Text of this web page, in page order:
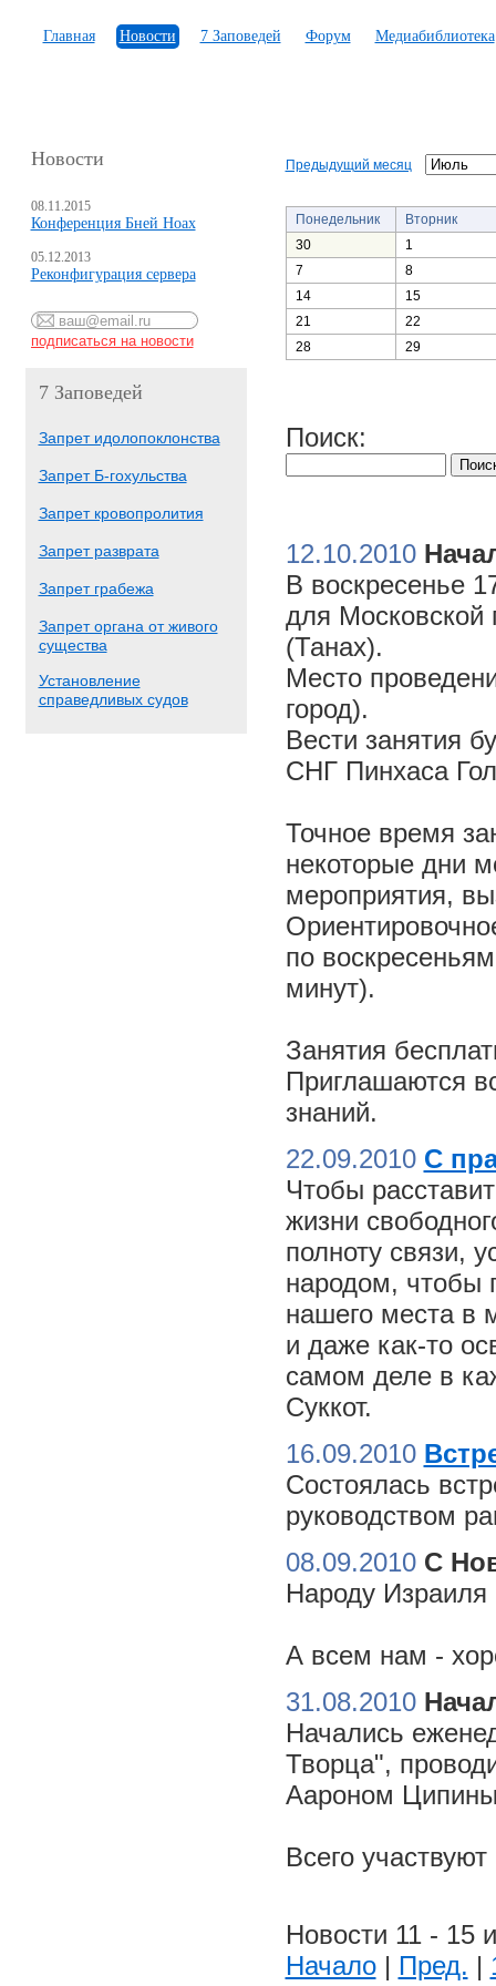
Главная Новости 7 Заповедей Форум Медиабиблиотека
Новости
08.11.2015
Конференция Бней Ноах
05.12.2013
Реконфигурация сервера
7 Заповедей
Запрет идолопоклонства
Запрет Б-гохульства
Запрет кровопролития
Запрет разврата
Запрет грабежа
Запрет органа от живого
существа
Установление
справедливых судов
Предыдущий месяц
Понедельник
Вторник
30
1
7
8
14
15
21
22
28
29
Поиск:
12.10.2010
В воскресенье
для Московской
(Танах).
Место
город).
Вести занятия
СНГ Пинхаса
Точное время
некоторые дни
мероприятия,
по
минут).
Занятия
Приглашаются
знаний.
22.09.2010 С
Чтобы
жизни
полноту связи,
народом, чтобы
нашего места в
и даже как-то
самом деле в
Суккот.
16.09.2010
Состоялась
руководством
08.09.2010 С
Народу Израиля
А всем нам -
31.08.2010
Начались
Творца",
Аароном
Всего
Новости 11 - 15
Начало| Пред. |